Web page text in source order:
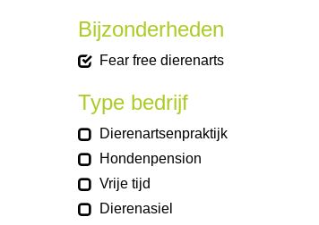
Bijzonderheden
Fear free dierenarts
Type bedrijf
Dierenartsenpraktijk
Hondenpension
Vrije tijd
Dierenasiel